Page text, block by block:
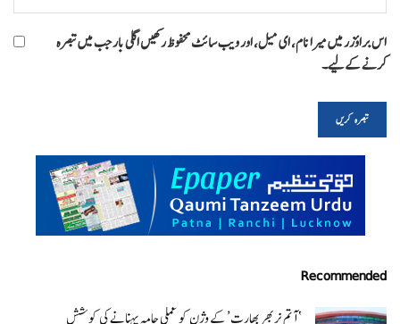
اس براؤزر میں میرا نام، ای میل، اور ویب سائٹ محفوظ رکھیں اگلی بار جب میں تبصرہ
کرنے کےلیے۔
Recommended
‘ آتم نربھر بھارت’ کے وژن کو عملی جامہ پہنانے کی کوشش